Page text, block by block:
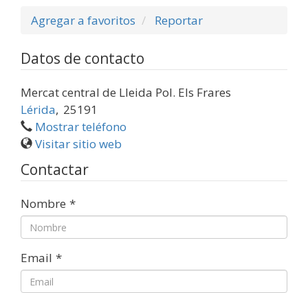
Agregar a favoritos
Reportar
Datos de contacto
Mercat central de Lleida Pol. Els Frares
Lérida, 25191
Mostrar teléfono
Visitar sitio web
Contactar
Nombre *
Email *